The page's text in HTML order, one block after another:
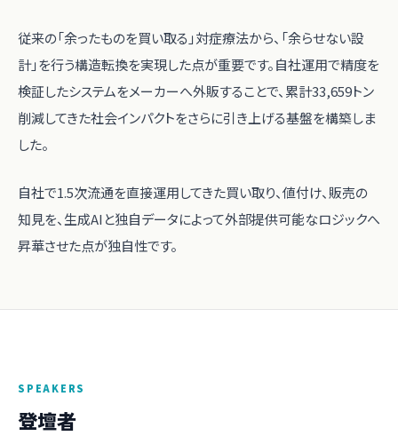
従来の「余ったものを買い取る」対症療法から、「余らせない設
計」を行う構造転換を実現した点が重要です。自社運用で精度を
検証したシステムをメーカーへ外販することで、累計33,659トン
削減してきた社会インパクトをさらに引き上げる基盤を構築しま
した。
自社で1.5次流通を直接運用してきた買い取り、値付け、販売の
知見を、生成AIと独自データによって外部提供可能なロジックへ
昇華させた点が独自性です。
SPEAKERS
登壇者